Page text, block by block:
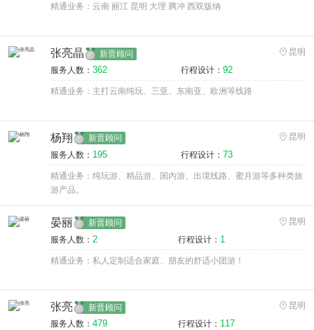
精通业务：云南 丽江 昆明 大理 腾冲 西双版纳
张亮晶 新晋顾问
昆明
服务人数： 362 行程设计： 92
精通业务：主打云南纯玩、三亚、东南亚、欧洲等线路
杨翔 新晋顾问
昆明
服务人数： 195 行程设计： 73
精通业务：纯玩游、精品游、国内游、出境线路、蜜月游等多种类旅
游产品。
晏丽 新晋顾问
昆明
服务人数： 2 行程设计： 1
精通业务：私人定制适合家庭、朋友的舒适小团游！
张亮 新晋顾问
昆明
服务人数： 479 行程设计： 117